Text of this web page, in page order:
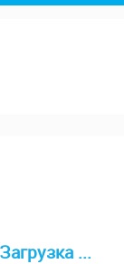
Загрузка ...